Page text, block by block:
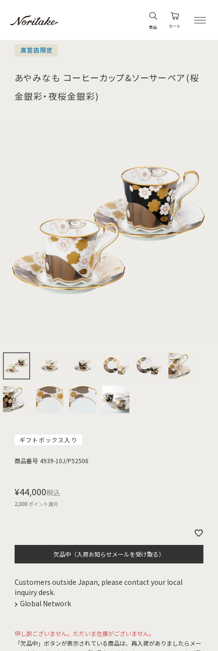
商品 カート
直営店限定
あやみなも コーヒーカップ&ソーサーペア(桜
金銀彩・夜桜金銀彩)
ギフトボックス入り
商品番号 4939-10J/P52506
¥44,000税込
2,000ポイント還元
欠品中（入荷お知らせメールを受け取る）
Customers outside Japan, please contact your local
inquiry desk.
Global Network
申し訳ございません。ただいま在庫がございません。
「欠品中」ボタンが表示されている商品は、再入荷がありましたらメー